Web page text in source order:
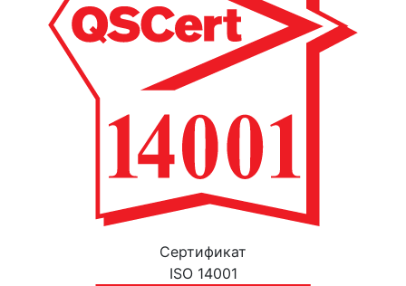
Cертификат
ISO 14001